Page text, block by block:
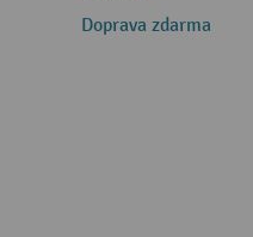
Doprava zdarma